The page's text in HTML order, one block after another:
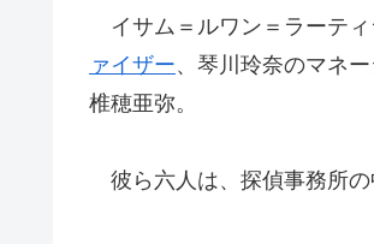
イサム＝ルワン＝ラーティ
ァイザー、琴川玲奈のマネ
椎穂亜弥。
彼ら六人は、探偵事務所の